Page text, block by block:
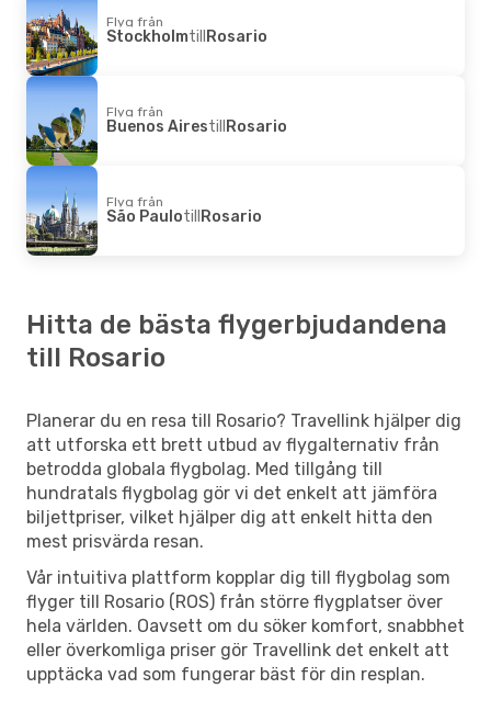
Flyg från
StockholmtillRosario
Flyg från
Buenos AirestillRosario
Flyg från
São PaulotillRosario
Hitta de bästa flygerbjudandena
till Rosario
Planerar du en resa till Rosario? Travellink hjälper dig
att utforska ett brett utbud av flygalternativ från
betrodda globala flygbolag. Med tillgång till
hundratals flygbolag gör vi det enkelt att jämföra
biljettpriser, vilket hjälper dig att enkelt hitta den
mest prisvärda resan.
Vår intuitiva plattform kopplar dig till flygbolag som
flyger till Rosario (ROS) från större flygplatser över
hela världen. Oavsett om du söker komfort, snabbhet
eller överkomliga priser gör Travellink det enkelt att
upptäcka vad som fungerar bäst för din resplan.